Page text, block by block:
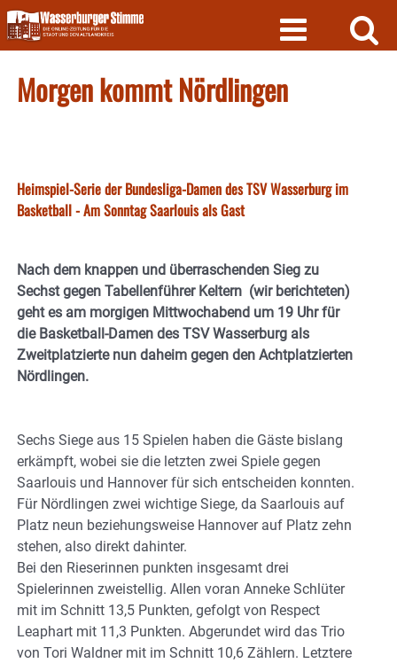
Skip
to
content
Morgen kommt Nördlingen
Heimspiel-Serie der Bundesliga-Damen des TSV Wasserburg im
Basketball - Am Sonntag Saarlouis als Gast
Nach dem knappen und überraschenden Sieg zu
Sechst gegen Tabellenführer Keltern (wir berichteten)
geht es am morgigen Mittwochabend um 19 Uhr für
die Basketball-Damen des TSV Wasserburg als
Zweitplatzierte nun daheim gegen den Achtplatzierten
Nördlingen.
Sechs Siege aus 15 Spielen haben die Gäste bislang
erkämpft, wobei sie die letzten zwei Spiele gegen
Saarlouis und Hannover für sich entscheiden konnten.
Für Nördlingen zwei wichtige Siege, da Saarlouis auf
Platz neun beziehungsweise Hannover auf Platz zehn
stehen, also direkt dahinter.
Bei den Rieserinnen punkten insgesamt drei
Spielerinnen zweistellig. Allen voran Anneke Schlüter
mit im Schnitt 13,5 Punkten, gefolgt von Respect
Leaphart mit 11,3 Punkten. Abgerundet wird das Trio
von Tori Waldner mit im Schnitt 10,6 Zählern. Letztere